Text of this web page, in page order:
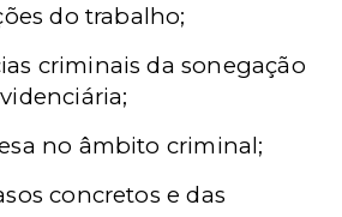
do trabalho;
criminais da sonegação
no âmbito criminal;
concretos e das